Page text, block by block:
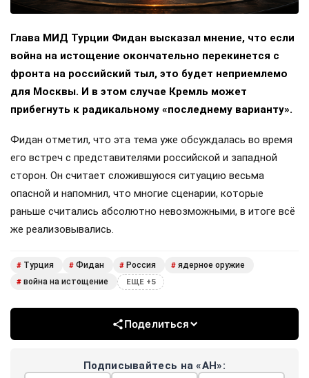
Глава МИД Турции Фидан высказал мнение, что если
война на истощение окончательно перекинется с
фронта на российский тыл, это будет неприемлемо
для Москвы. И в этом случае Кремль может
прибегнуть к радикальному «последнему варианту».
Фидан отметил, что эта тема уже обсуждалась во время
его встреч с представителями российской и западной
сторон. Он считает сложившуюся ситуацию весьма
опасной и напомнил, что многие сценарии, которые
раньше считались абсолютно невозможными, в итоге всё
же реализовывались.
# Турция # Фидан # Россия # ядерное оружие
# война на истощение ЕЩЕ +5
Поделиться
Подписывайтесь на «АН»: